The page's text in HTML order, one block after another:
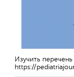
Изучить
https://